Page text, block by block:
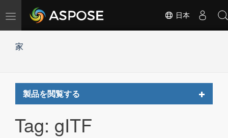
ナ
ー
替
日本
家
製品を閲覧する
Toggle
Tag: gITF